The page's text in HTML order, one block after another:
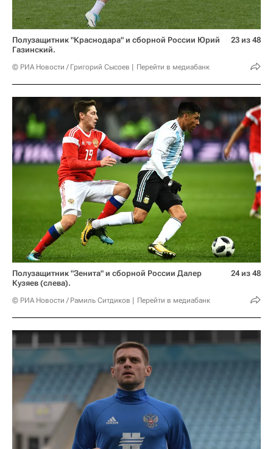
Полузащитник "Краснодара" и сборной России Юрий
Газинский.
© РИА Новости / Григорий Сысоев Перейти в медиабанк
23 из 48
Полузащитник "Зенита" и сборной России Далер
Кузяев (слева).
© РИА Новости / Рамиль Ситдиков Перейти в медиабанк
24 из 48